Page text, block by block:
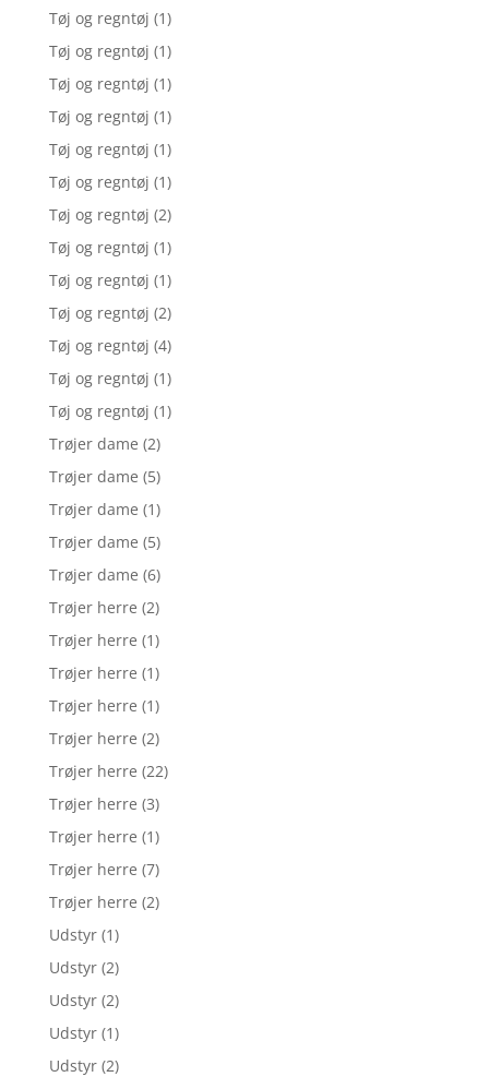
Tøj og regntøj (1)
Tøj og regntøj (1)
Tøj og regntøj (1)
Tøj og regntøj (1)
Tøj og regntøj (1)
Tøj og regntøj (1)
Tøj og regntøj (2)
Tøj og regntøj (1)
Tøj og regntøj (1)
Tøj og regntøj (2)
Tøj og regntøj (4)
Tøj og regntøj (1)
Tøj og regntøj (1)
Trøjer dame (2)
Trøjer dame (5)
Trøjer dame (1)
Trøjer dame (5)
Trøjer dame (6)
Trøjer herre (2)
Trøjer herre (1)
Trøjer herre (1)
Trøjer herre (1)
Trøjer herre (2)
Trøjer herre (22)
Trøjer herre (3)
Trøjer herre (1)
Trøjer herre (7)
Trøjer herre (2)
Udstyr (1)
Udstyr (2)
Udstyr (2)
Udstyr (1)
Udstyr (2)